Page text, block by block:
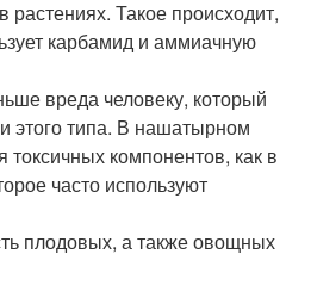
растениях. Такое происходит,
карбамид и аммиачную
вреда человеку, который
этого типа. В нашатырном
токсичных компонентов, как в
часто используют
плодовых, а также овощных